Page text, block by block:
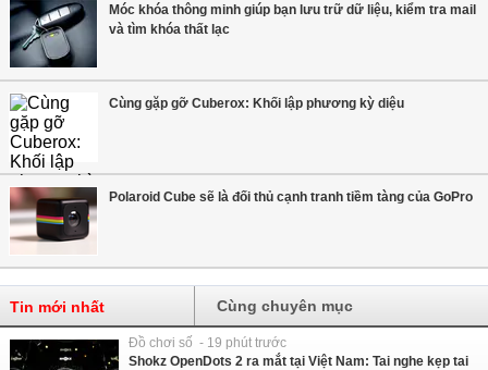
Móc khóa thông minh giúp bạn lưu trữ dữ liệu, kiểm tra mail
và tìm khóa thất lạc
Cùng gặp gỡ Cuberox: Khối lập phương kỳ diệu
Polaroid Cube sẽ là đối thủ cạnh tranh tiềm tàng của GoPro
Tin mới nhất Cùng chuyên mục
Đồ chơi số - 19 phút trước
Shokz OpenDots 2 ra mắt tại Việt Nam: Tai nghe kẹp tai